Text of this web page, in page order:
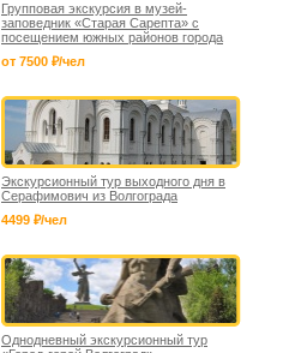
Групповая экскурсия в музей-
заповедник «Старая Сарепта» с
посещением южных районов города
от 7500 ₽/чел
Экскурсионный тур выходного дня в
Серафимович из Волгограда
4499 ₽/чел
Однодневный экскурсионный тур